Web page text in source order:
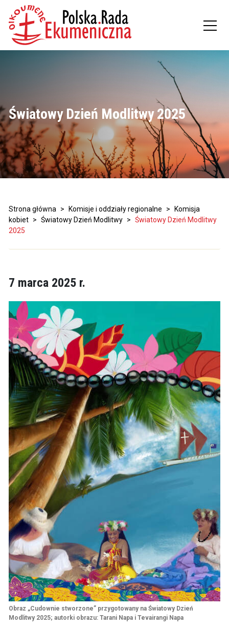
Światowy Dzień Modlitwy 2025
Strona główna > Komisje i oddziały regionalne >
Komisja
kobiet > Światowy Dzień Modlitwy > Światowy Dzień Modlitwy
2025
7 marca 2025 r.
Obraz „Cudownie stworzone” przygotowany na Światowy Dzień
Modlitwy 2025; autorki obrazu: Tarani Napa i Tevairangi Napa